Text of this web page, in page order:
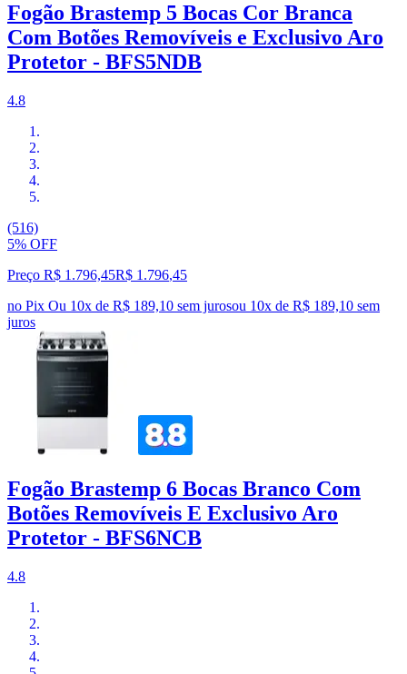
Fogão Brastemp 5 Bocas Cor Branca
Com Botões Removíveis e Exclusivo Aro
Protetor - BFS5NDB
4.8
(516)
5% OFF
Preço R$ 1.796,45R$ 1.796,45
no Pix Ou 10x de R$ 189,10 sem jurosou 10x de R$ 189,10 sem
juros
Fogão Brastemp 6 Bocas Branco Com
Botões Removíveis E Exclusivo Aro
Protetor - BFS6NCB
4.8